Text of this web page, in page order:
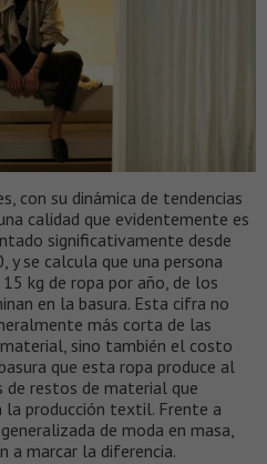
con su dinámica de tendencias
calidad que evidentemente es
significativamente desde
y se calcula que una persona
kg de ropa por año, de los
en la basura. Esta cifra no
más corta de las
sino también el costo
que esta ropa produce al
de restos de material que
la producción textil. Frente a
de moda en masa,
a marcar la diferencia.